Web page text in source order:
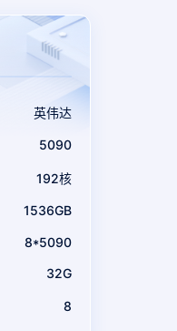
英伟达
5090
192核
1536GB
8*5090
32G
8